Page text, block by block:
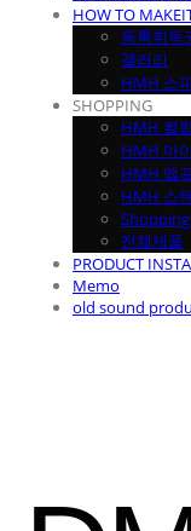
HOW TO
등록취득
갤러리
HMH 스
SHOPPING
HMH 컬
HMH 마
HMH 앰
HMH 스
전체제품
PRODUCT
Memo
old sound